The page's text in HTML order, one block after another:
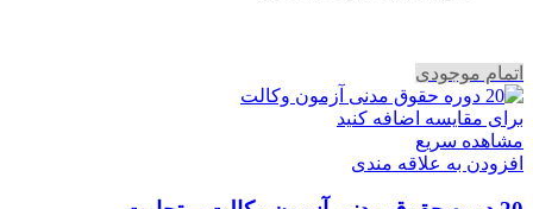
اتمام موجودی
برای مقایسه اضافه کنید
مشاهده سریع
افزودن به علاقه مندی